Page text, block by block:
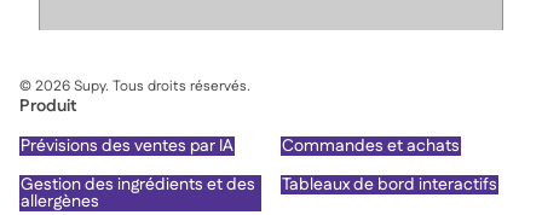
Produit
Prévisions des ventes par IA
Commandes et achats
Gestion des ingrédients et des
allergènes
Tableaux de bord interactifs
©2026Supy. Tous droits réservés.